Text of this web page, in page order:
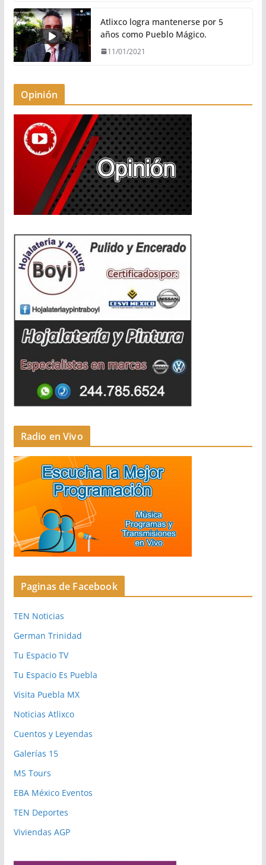
Atlixco logra mantenerse por 5
años como Pueblo Mágico.
11/01/2021
Opinión
Radio en Vivo
Paginas de Facebook
TEN Noticias
German Trinidad
Tu Espacio TV
Tu Espacio Es Puebla
Visita Puebla MX
Noticias Atlixco
Cuentos y Leyendas
Galerías 15
MS Tours
EBA México Eventos
TEN Deportes
Viviendas AGP